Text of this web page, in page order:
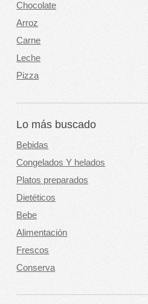
Chocolate
Arroz
Carne
Leche
Pizza
Lo más buscado
Bebidas
Congelados Y helados
Platos preparados
Dietéticos
Bebe
Alimentación
Frescos
Conserva